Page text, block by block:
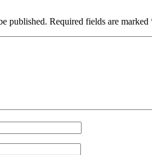
published. Required fields are marked